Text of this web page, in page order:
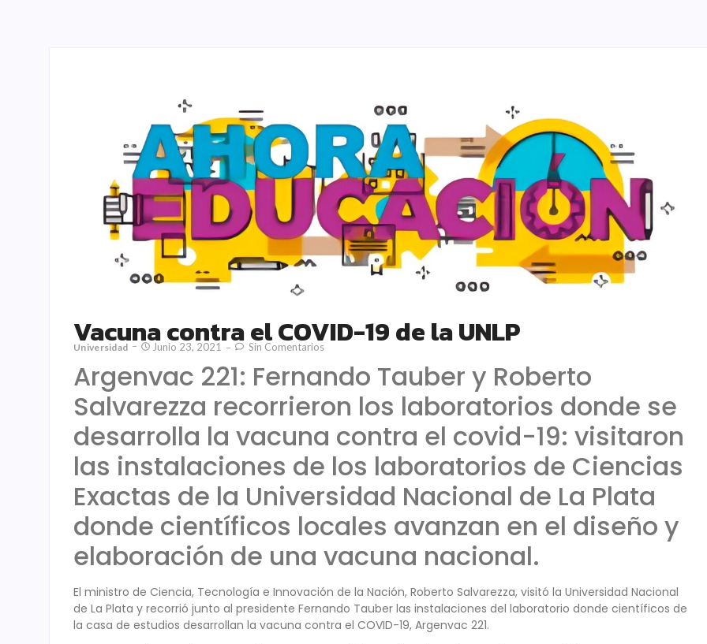
Vacuna contra el COVID-19 de la UNLP
Universidad Junio 23, 2021 Sin Comentarios
Argenvac 221: Fernando Tauber y Roberto
Salvarezza recorrieron los laboratorios donde se
desarrolla la vacuna contra el covid-19: visitaron
las instalaciones de los laboratorios de Ciencias
Exactas de la Universidad Nacional de La Plata
donde científicos locales avanzan en el diseño y
elaboración de una vacuna nacional.
El ministro de Ciencia, Tecnología e Innovación de la Nación, Roberto Salvarezza, visitó la Universidad Nacional
de La Plata y recorrió junto al presidente Fernando Tauber las instalaciones del laboratorio donde científicos de
la casa de estudios desarrollan la vacuna contra el COVID-19, Argenvac 221.